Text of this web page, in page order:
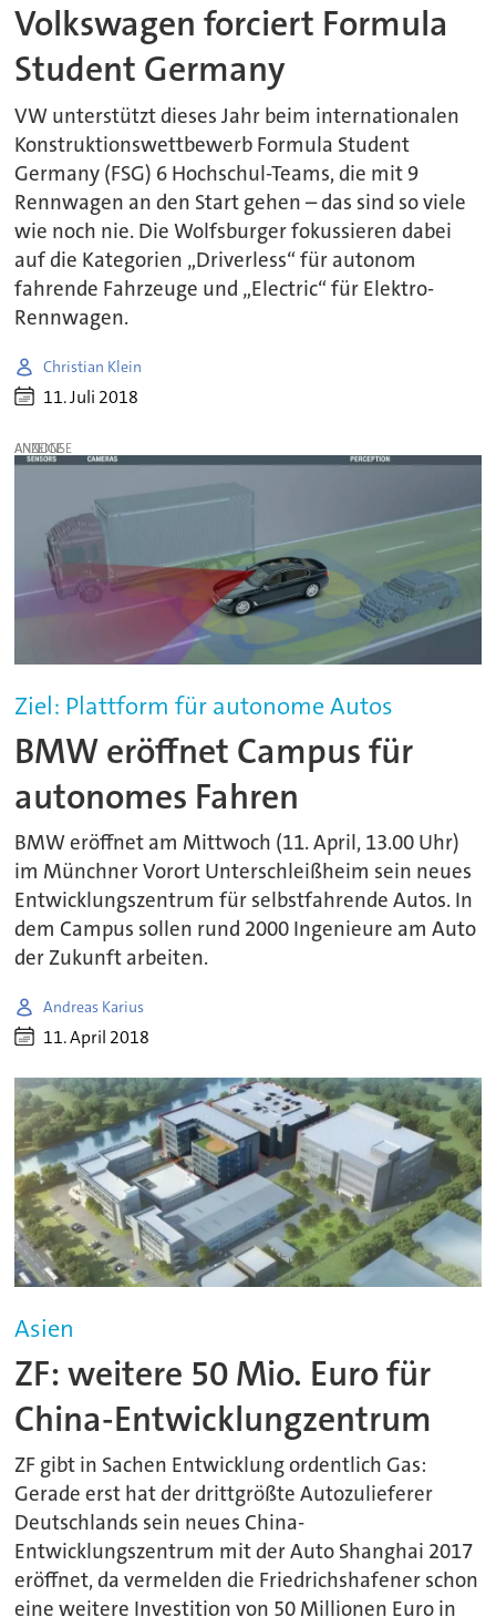
Volkswagen forciert Formula
Student Germany
VW unterstützt dieses Jahr beim internationalen
Konstruktionswettbewerb Formula Student
Germany (FSG) 6 Hochschul-Teams, die mit 9
Rennwagen an den Start gehen – das sind so viele
wie noch nie. Die Wolfsburger fokussieren dabei
auf die Kategorien „Driverless“ für autonom
fahrende Fahrzeuge und „Electric“ für Elektro-
Rennwagen.
Christian Klein
11. Juli 2018
ANZEIGE
Ziel: Plattform für autonome Autos
BMW eröffnet Campus für
autonomes Fahren
BMW eröffnet am Mittwoch (11. April, 13.00 Uhr)
im Münchner Vorort Unterschleißheim sein neues
Entwicklungszentrum für selbstfahrende Autos. In
dem Campus sollen rund 2000 Ingenieure am Auto
der Zukunft arbeiten.
Andreas Karius
11. April 2018
Asien
ZF: weitere 50 Mio. Euro für
China-Entwicklungzentrum
ZF gibt in Sachen Entwicklung ordentlich Gas:
Gerade erst hat der drittgrößte Autozulieferer
Deutschlands sein neues China-
Entwicklungszentrum mit der Auto Shanghai 2017
eröffnet, da vermelden die Friedrichshafener schon
eine weitere Investition von 50 Millionen Euro in